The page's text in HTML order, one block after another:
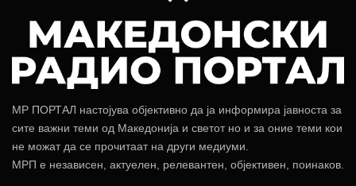
МР ПОРТАЛ настојува објективно да ја информира јавноста за
сите важни теми од Македонија и светот но и за оние теми кои
не можат да се прочитаат на други медиуми.
МРП е независен, актуелен, релевантен, објективен, поинаков.